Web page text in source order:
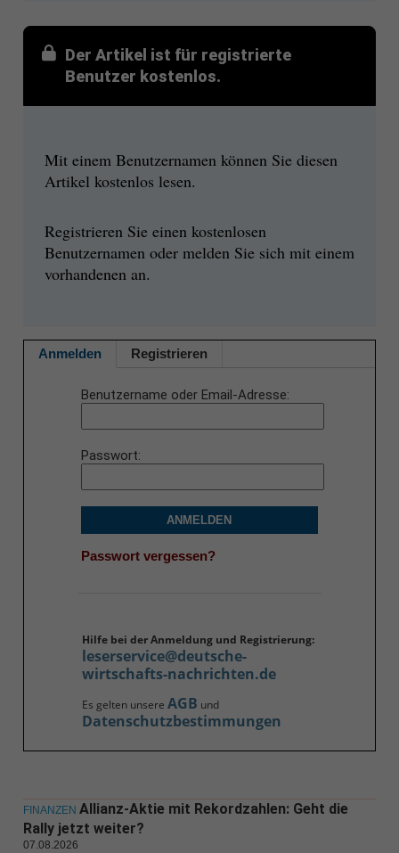
Der Artikel ist für registrierte
Benutzer kostenlos.
Mit einem Benutzernamen können Sie diesen
Artikel kostenlos lesen.
Registrieren Sie einen kostenlosen
Benutzernamen oder melden Sie sich mit einem
vorhandenen an.
Anmelden Registrieren
Benutzername oder Email-Adresse
Passwort
ANMELDEN
Passwort vergessen?
Hilfe bei der Anmeldung und Registrierung:
leserservice@deutsche-
wirtschafts-nachrichten.de
Es gelten unsere AGB und
Datenschutzbestimmungen
FINANZEN Allianz-Aktie mit Rekordzahlen: Geht die
Rally jetzt weiter?
07.08.2026